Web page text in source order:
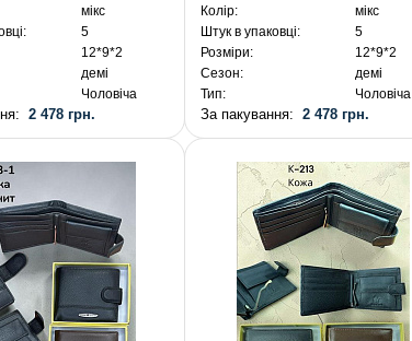
мікс
5
12*9*2
демі
Чоловіча
2 478 грн.
Колір:
мікс
Штук в упаковці:
5
Розміри:
12*9*2
Сезон:
демі
Тип:
Чоловіча
За пакування: 2 478 грн.